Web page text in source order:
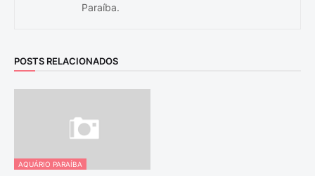
Paraíba.
POSTS RELACIONADOS
AQUÁRIO PARAÍBA